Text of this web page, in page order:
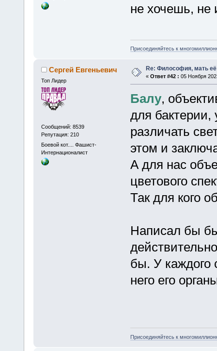
не хочешь, не
Присоединяйтесь к
Сергей Евгеньевич
Топ Лидер
Сообщений: 8539
Репутация: 210
Боевой кот.... Фашист-
Интернационалист
Re: Философия, мать её
« Ответ #42 : 05 Ноября
Балу,
для бактерии,
различать
этом и
А для нас
цветового
Так для кого
Написал бы
бы. У каждого
него его
Присоединяйтесь к